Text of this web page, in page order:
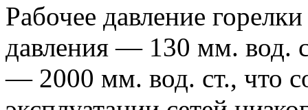
Рабочее давление
давления — 130 мм. вод.
— 2000 мм. вод. ст., что